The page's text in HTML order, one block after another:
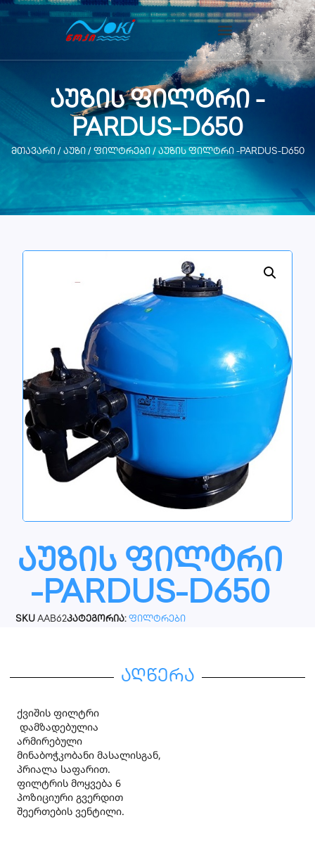
აუზის ფილტრი -
PARDUS-D650
მთავარი/ აუზი/ ფილტრები/ აუზის ფილტრი -PARDUS-D650
აუზის ფილტრი
-PARDUS-D650
SKUAAB62კატეგორია: ფილტრები
აღწერა
ქვიშის ფილტრი
დამზადებულია
არმირებული
მინაბოჭკობანი მასალისგან,
პრიალა საფარით.
ფილტრის მოყვება 6
პოზიციური გვერდით
შეერთების ვენტილი.